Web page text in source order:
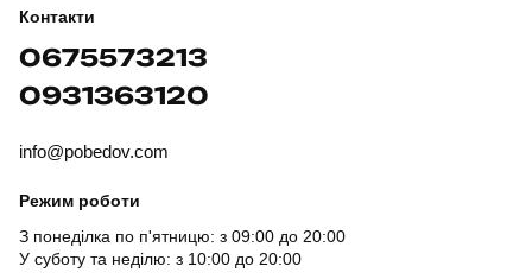
Контакти
0675573213
0931363120
info@pobedov.com
Режим роботи
З понеділка по п'ятницю: з 09:00 до 20:00
У суботу та неділю: з 10:00 до 20:00